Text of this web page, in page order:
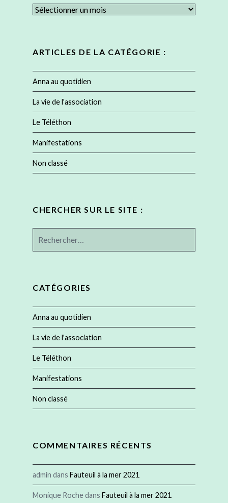
Articles
ARTICLES DE LA CATÉGORIE :
Anna au quotidien
La vie de l'association
Le Téléthon
Manifestations
Non classé
CHERCHER SUR LE SITE :
CATÉGORIES
Anna au quotidien
La vie de l'association
Le Téléthon
Manifestations
Non classé
COMMENTAIRES RÉCENTS
admin dans Fauteuil à la mer 2021
Monique Rochedans Fauteuil à la mer 2021